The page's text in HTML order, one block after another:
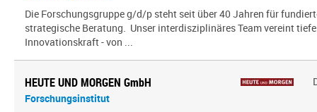
Die Forschungsgruppe g/d/p steht seit über 40 Jahren für
strategische Beratung. Unser interdisziplinäres Team vereint
Innovationskraft - von ...
HEUTE UND MORGEN GmbH
Forschungsinstitut